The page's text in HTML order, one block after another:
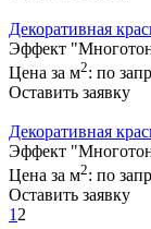
Декоративная
Эффект
Цена за м2: по
Оставить заявку
Декоративная
Эффект
Цена за м2: по
Оставить заявку
1 2